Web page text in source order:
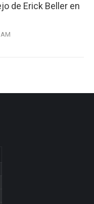
de Erick Beller en